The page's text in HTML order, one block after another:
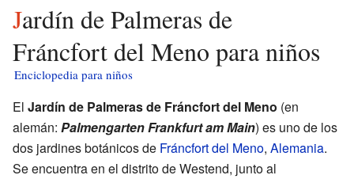
Jardín de Palmeras de
Fráncfort del Meno para niños
Enciclopedia para niños
El Jardín de Palmeras de Fráncfort del Meno (en
alemán: Palmengarten Frankfurt am Main) es uno de los
dos jardines botánicos de Fráncfort del Meno, Alemania.
Se encuentra en el distrito de Westend, junto al